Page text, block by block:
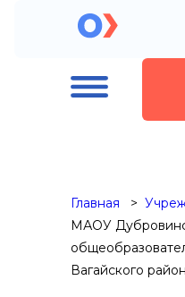
Главная
МАОУ
Вагайского